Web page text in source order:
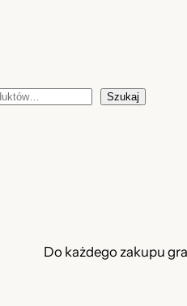
Szukaj
Do każdego zakupu